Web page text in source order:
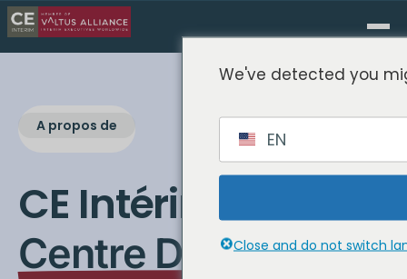
A propos de
CE Intérimaire
Centre De Contenu
We've detected you
EN
Close and do not switch